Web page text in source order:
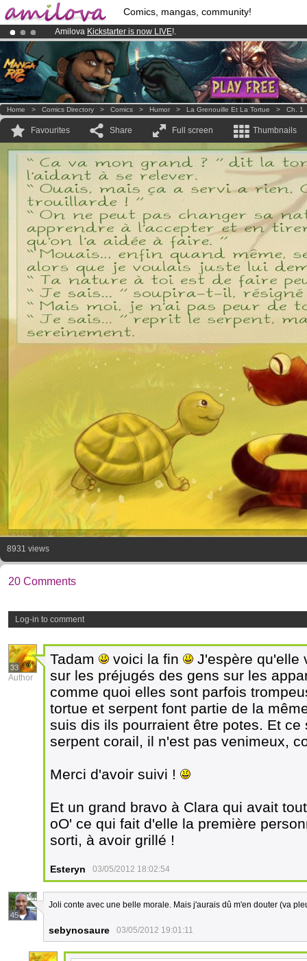
Comics, mangas, community!
Amilova Kickstarter is now LIVE!.
Premium membership from3.95 eurosper month !Get membership
Already 134393membersand 1208 comics & mangas!.
Home > Comics Directory > Comics > Humor > La Grenouille Et La Tortue > Ch. 1
Favourites Share Full screen Thumbnails
8931 views
20 Comments
Log-in to comment
33
Author
Tadam voici la fin
J'espère qu'elle
sur les préjugés des gens sur les
comme quoi elles sont parfois
tortue et serpent font partie de la
suis dis ils pourraient être potes. Et
serpent corail, il n'est pas venimeux,
Merci d'avoir suivi !
Et un grand bravo à Clara qui avait
oO' ce qui fait d'elle la première
sorti, à avoir grillé !
Esteryn 03/05/2012 18:02:54
45
Joli conte avec une belle morale. Mais j'aurais dû m'en douter (va
sebynosaure 03/05/2012 19:01:11